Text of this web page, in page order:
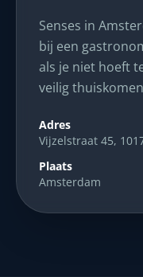
Senses in
bij een
als je niet hoeft
veilig
Adres
Vijzelstraat 45,
Plaats
Amsterdam